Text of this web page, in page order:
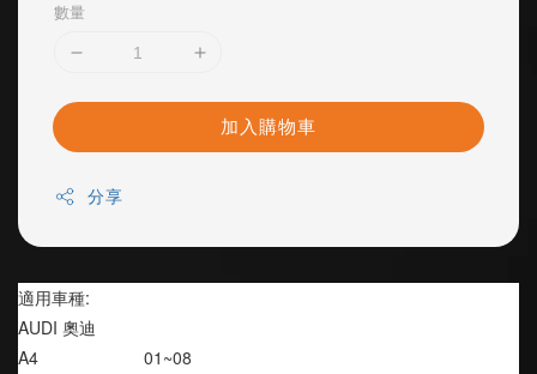
數量
加入購物車
分享
適用車種:
AUDI 奧迪
A4                      01~08